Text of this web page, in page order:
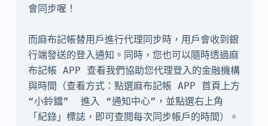
會同步喔！
而麻布記帳替用戶進行代理同步時，用戶會收到銀
行端發送的登入通知。同時，您也可以隨時透過麻
布記帳 APP 查看我們協助您代理登入的金融機構
與時間（查看方式：點選麻布記帳 APP 首頁上方
“小鈴鐺”  進入 “通知中心”，並點選右上角
「紀錄」標誌，即可查閱每次同步帳戶的時間）。